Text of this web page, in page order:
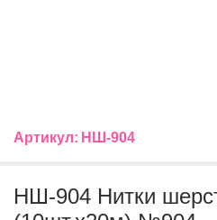
Артикул: НШ-904
НШ-904 Нитки